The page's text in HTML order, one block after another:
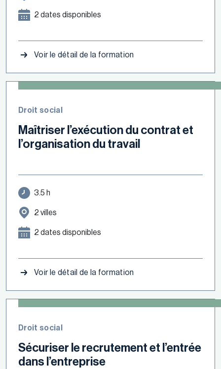
2 dates disponibles
Voir le détail de la formation
Droit social
Maîtriser l’exécution du contrat et
l’organisation du travail
3.5 h
2 villes
2 dates disponibles
Voir le détail de la formation
Droit social
Sécuriser le recrutement et l’entrée
dans l’entreprise